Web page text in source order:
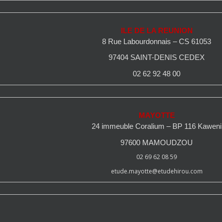
ILE DE LA REUNION
8 Rue Labourdonnais – CS 61053
97404 SAINT-DENIS CEDEX
02 62 92 48 00
MAYOTTE
24 immeuble Coralium – BP 116 Kaweni
97600 MAMOUDZOU
02 69 62 08 59
etude.mayotte@etudehirou.com